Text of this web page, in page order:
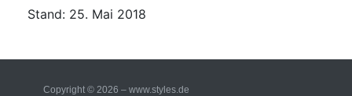
Stand: 25. Mai 2018
Copyright © 2026 – www.styles.de